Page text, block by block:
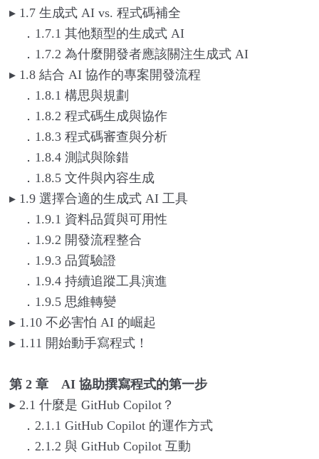
▸ 1.7 生成式 AI vs. 程式碼補全
．1.7.1 其他類型的生成式 AI
．1.7.2 為什麼開發者應該關注生成式 AI
▸ 1.8 結合 AI 協作的專案開發流程
．1.8.1 構思與規劃
．1.8.2 程式碼生成與協作
．1.8.3 程式碼審查與分析
．1.8.4 測試與除錯
．1.8.5 文件與內容生成
▸ 1.9 選擇合適的生成式 AI 工具
．1.9.1 資料品質與可用性
．1.9.2 開發流程整合
．1.9.3 品質驗證
．1.9.4 持續追蹤工具演進
．1.9.5 思維轉變
▸ 1.10 不必害怕 AI 的崛起
▸ 1.11 開始動手寫程式！
第 2 章 AI 協助撰寫程式的第一步
▸ 2.1 什麼是 GitHub Copilot？
．2.1.1 GitHub Copilot 的運作方式
．2.1.2 與 GitHub Copilot 互動